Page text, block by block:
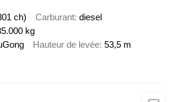
ch) Carburant diesel
kg
Hauteur de levée 53,5 m